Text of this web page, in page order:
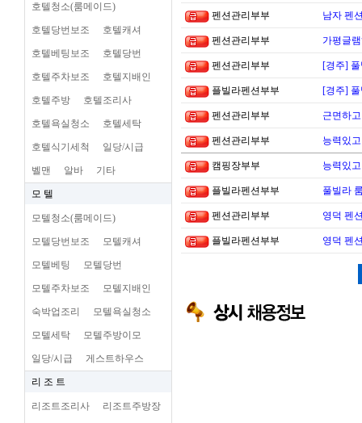
호텔청소(룸메이드)
호텔당번보조 호텔캐셔
호텔베팅보조 호텔당번
호텔주차보조 호텔지배인
호텔주방 호텔조리사
호텔욕실청소 호텔세탁
호텔식기세척 일당/시급
벨맨 알바 기타
모 텔
모텔청소(룸메이드)
모텔당번보조 모텔캐셔
모텔베팅 모텔당번
모텔주차보조 모텔지배인
숙박업조리 모텔욕실청소
모텔세탁 모텔주방이모
일당/시급 게스트하우스
리 조 트
리조트조리사 리조트주방장
펜션관리부부 남자 펜
펜션관리부부 가평글
펜션관리부부 [경주]
플빌라펜션부부 [경주]
펜션관리부부 근면하
펜션관리부부 능력있
캠핑장부부 능력있
플빌라펜션부부 풀빌라
펜션관리부부 영덕 펜
플빌라펜션부부 영덕 펜